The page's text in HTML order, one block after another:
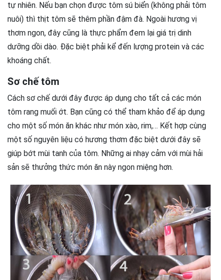
tự nhiên. Nếu bạn chọn được tôm sú biển (không phải tôm
nuôi) thì thịt tôm sẽ thêm phần đậm đà. Ngoài hương vị
thơm ngon, đây cũng là thực phẩm đem lại giá trị dinh
dưỡng dồi dào. Đặc biệt phải kể đến lượng protein và các
khoáng chất.
Sơ chế tôm
Cách sơ chế dưới đây được áp dụng cho tất cả các món
tôm rang muối ớt. Bạn cũng có thể tham khảo để áp dụng
cho một số món ăn khác như món xào, rim,… Kết hợp cùng
một số nguyên liệu có hương thơm đặc biệt dưới đây sẽ
giúp bớt mùi tanh của tôm. Những ai nhạy cảm với mùi hải
sản sẽ thưởng thức món ăn này ngon miệng hơn.